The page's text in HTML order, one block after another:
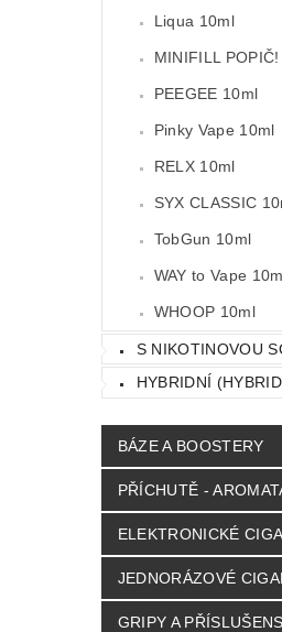
Liqua 10ml
MINIFILL
PEEGEE 10ml
Pinky Vape 10ml
RELX 10ml
SYX CLASSIC
TobGun 10ml
WAY to Vape
WHOOP 10ml
S NIKOTINOVOU
HYBRIDNÍ
BÁZE A BOOSTERY
PŘÍCHUTĚ -
ELEKTRONICKÉ
JEDNORÁZOVÉ
GRIPY A